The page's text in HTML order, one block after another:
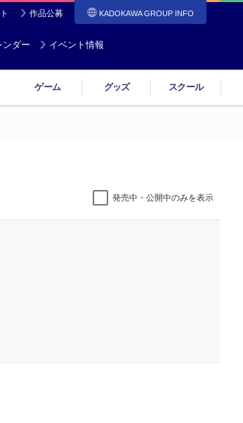
作品公募 KADOKAWA GROUP INFO
ンダー イベント情報
ゲーム グッズ スクール
発売中・公開中のみを表示